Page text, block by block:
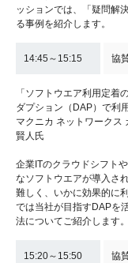
ッションでは、「疑問解
る事例を紹介します。
14:45～15:15 協
「ソフトウエア利用定着
ダプション（DAP）で利
マクニカ ネットワーク
賢人氏
企業ITのクラウドシフト
なソフトウエアが導入さ
難しく、いかに効果的に
では当社が目指すDAPを
法についてご紹介します。
15:20～15:50 協